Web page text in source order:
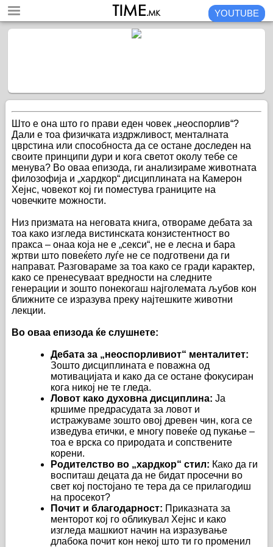
YOUTUBE
Што е она што го прави еден човек „неоспорлив“?
Дали е тоа физичката издржливост, менталната
цврстина или способноста да се остане доследен на
своите принципи дури и кога светот околу тебе се
менува? Во оваа епизода, ги анализираме животната
филозофија и „хардкор“ дисциплината на Камерон
Хејнс, човекот кој ги поместува границите на
човечките можности.
Низ призмата на неговата книга, отвораме дебата за
тоа како изгледа вистинската конзистентност во
пракса – онаа која не е „секси“, не е лесна и бара
жртви што повеќето луѓе не се подготвени да ги
направат. Разговараме за тоа како се гради карактер,
како се пренесуваат вредности на следните
генерации и зошто понекогаш најголемата љубов кон
ближните се изразува преку најтешките животни
лекции.
Во оваа епизода ќе слушнете:
Дебата за „неоспорливиот“ менталитет:
Зошто дисциплината е поважна од
мотивацијата и како да се остане фокусиран
кога никој не те гледа.
Ловот како духовна дисциплина: Ја
кршиме предрасудата за ловот и
истражуваме зошто овој древен чин, кога се
изведува етички, е многу повеќе од пукање –
тоа е врска со природата и сопствените
корени.
Родителство во „хардкор“ стил: Како да ги
воспиташ децата да не бидат просечни во
свет кој постојано те тера да се прилагодиш
на просекот?
Почит и благодарност: Приказната за
менторот кој го обликувал Хејнс и како
изгледа машкиот начин на изразување
длабока почит кон некој што ти го променил